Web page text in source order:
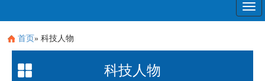
首页» 科技人物
科技人物